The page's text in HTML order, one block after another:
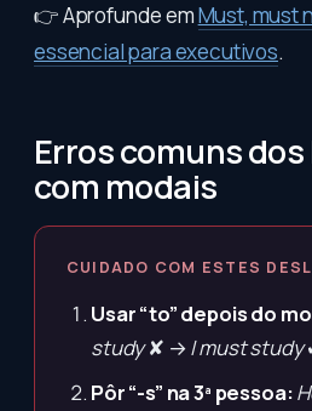
👉 Aprofunde emMust, must
essencial para executivos.
Erros comuns
com modais
CUIDADO COM ESTES
Usar “to” depois do
study✘ →I must study
Pôr “-s” na 3ª pessoa: